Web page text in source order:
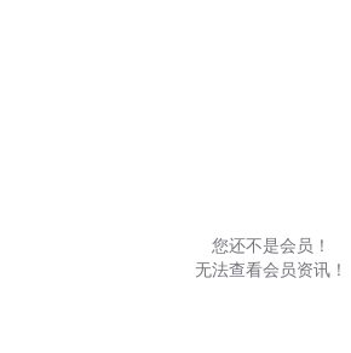
您还不是会员！
无法查看会员资讯！